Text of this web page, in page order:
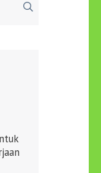
untuk: